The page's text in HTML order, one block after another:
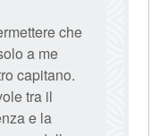
che
a me
capitano.
tra il
e la